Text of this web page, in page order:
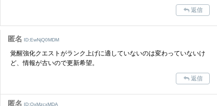
返信
匿名 ID:EwNjQ0MDM
覚醒強化クエストがランク上げに適していないのは変わっていないけ
ど、情報が古いので更新希望。
返信
匿名 ID:QxMzcxMDA